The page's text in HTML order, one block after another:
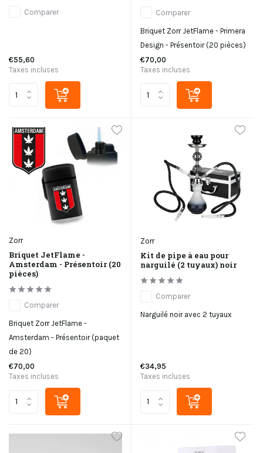
Comparer
€55,60
Taxes incluses
Comparer
Briquet Zorr JetFlame - Primera
Design - Présentoir (20 pièces)
€70,00
Taxes incluses
Zorr
Briquet JetFlame -
Amsterdam - Présentoir (20
pièces)
Comparer
Briquet Zorr JetFlame -
Amsterdam - Présentoir (paquet
de 20)
€70,00
Taxes incluses
Zorr
Kit de pipe à eau pour
narguilé (2 tuyaux) noir
Comparer
Narguilé noir avec 2 tuyaux
€34,95
Taxes incluses